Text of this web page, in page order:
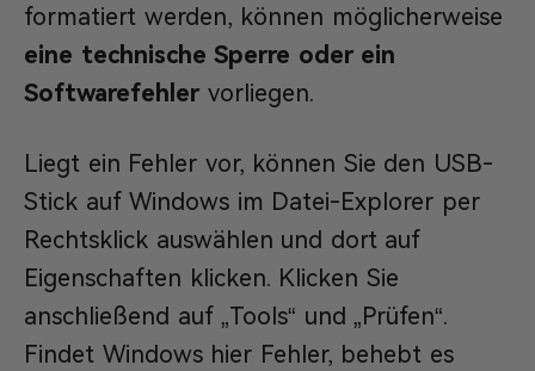
formatiert werden, können möglicherweise
eine technische Sperre oder ein
Softwarefehler vorliegen.
Liegt ein Fehler vor, können Sie den USB-
Stick auf Windows im Datei-Explorer per
Rechtsklick auswählen und dort auf
Eigenschaften klicken. Klicken Sie
anschließend auf „Tools“ und „Prüfen“.
Findet Windows hier Fehler, behebt es